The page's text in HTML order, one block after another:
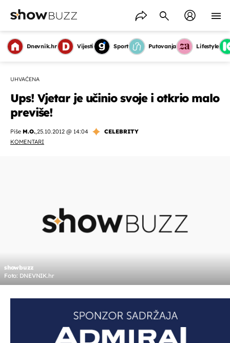
Dnevnik.hr Vijesti Sport Putovanja Lifestyle
UHVAĆENA
Ups! Vjetar je učinio svoje i otkrio malo
previše!
Piše M.O.,25.10.2012 @ 14:04
CELEBRITY
KOMENTARI
showbuzz
Foto: DNEVNIK.hr